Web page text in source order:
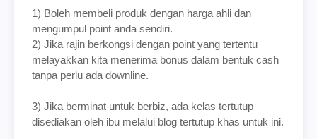
1) Boleh membeli produk dengan harga ahli dan
mengumpul point anda sendiri.
2) Jika rajin berkongsi dengan point yang tertentu
melayakkan kita menerima bonus dalam bentuk cash
tanpa perlu ada downline.
3) Jika berminat untuk berbiz, ada kelas tertutup
disediakan oleh ibu melalui blog tertutup khas untuk ini.